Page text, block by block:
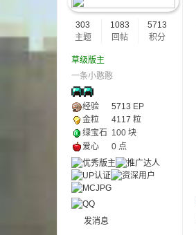
303
主题
1083
回帖
5713
积分
草级版主
一条小憨憨
经验 5713 EP
金粒
4117 粒
绿宝石 100 块
爱心
0 点
发消息